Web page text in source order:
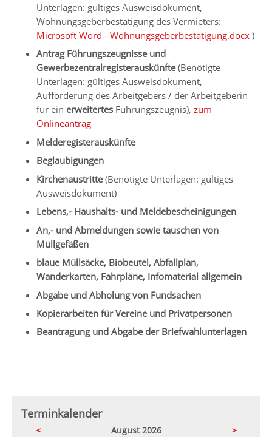
Unterlagen: gültiges Ausweisdokument,
Wohnungsgeberbestätigung des Vermieters:
Microsoft Word - Wohnungsgeberbestätigung.docx )
Antrag Führungszeugnisse und
Gewerbezentralregisterauskünfte(Benötigte
Unterlagen: gültiges Ausweisdokument,
Aufforderung des Arbeitgebers / der Arbeitgeberin
für ein erweitertes Führungszeugnis), zum
Onlineantrag
Melderegisterauskünfte
Beglaubigungen
Kirchenaustritte(Benötigte Unterlagen: gültiges
Ausweisdokument)
Lebens,- Haushalts- und Meldebescheinigungen
An,- und Abmeldungen sowie tauschen von
Müllgefäßen
blaue Müllsäcke, Biobeutel, Abfallplan,
Wanderkarten, Fahrpläne, Infomaterial allgemein
Abgabe und Abholung von Fundsachen
Kopierarbeiten für Vereine und Privatpersonen
Beantragung und Abgabe der Briefwahlunterlagen
Terminkalender
< August 2026
>